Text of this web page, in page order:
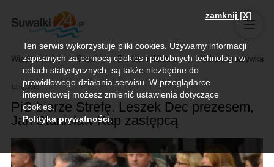
Wiadomości Sport Biznes, rolnictwo Kultura i rozrywka
12.02.2016
PiS bierze Strefę. Leszek Dec prezesem,
Jan Stanisław Kap zastępcą
zamknij [X]
Ten serwis wykorzystuje pliki cookies. Używamy informacji
zapisanych za pomocą cookies i podobnych technologii w
celach statystycznych, są także niezbędne do
prawidłowego działania serwisu. W przeglądarce
internetowej możesz zmienić ustawienia dotyczące
cookies.
Polityka prywatności.